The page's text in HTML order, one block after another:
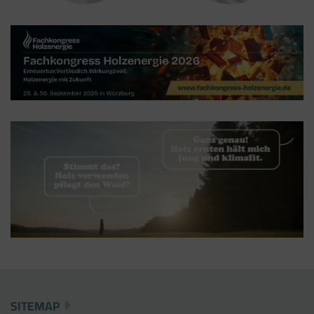
SITEMAP
(im leeren Zustand). Der Tag Manager ist nur
ein "Container", über den Sie u.a. verschiedene
Tracking- und Remarketing-Codes gebündelt
einbauen können. Wenn Sie beispielsweise
Google Analytics über den Tag Manager
Cookies stammen aber von Google Analytics
und nicht vom Tag Manager selbst.